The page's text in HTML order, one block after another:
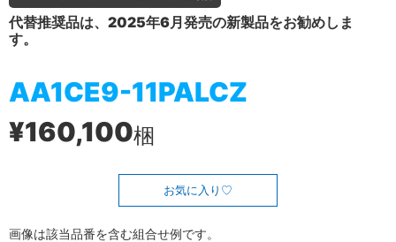
代替推奨品は、2025年6月発売の新製品をお勧めしま
す。
AA1CE9-11PALCZ
¥160,100梱
お気に入り
画像は該当品番を含む組合せ例です。